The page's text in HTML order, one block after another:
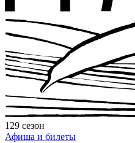
129 сезон
Афиша и билеты